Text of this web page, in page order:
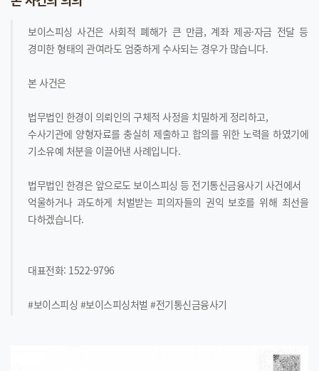
보이스피싱 사건은 사회적 폐해가 큰 만큼, 계좌 제공·자금 전달 등
경미한 형태의 관여라도 엄중하게 수사되는 경우가 많습니다.
본 사건은
법무법인 한경이 의뢰인의 구체적 사정을 치밀하게 정리하고,
수사기관에 양형자료를 충실히 제출하고 합의를 위한 노력을 하였기에
기소유예 처분을 이끌어낸 사례입니다.
법무법인 한경은 앞으로도 보이스피싱 등 전기통신금융사기 사건에서
억울하거나 과도하게 처벌받는 피의자들의 권익 보호를 위해 최선을
다하겠습니다.
대표전화: 1522-9796
#보이스피싱 #보이스피싱처벌 #전기통신금융사기